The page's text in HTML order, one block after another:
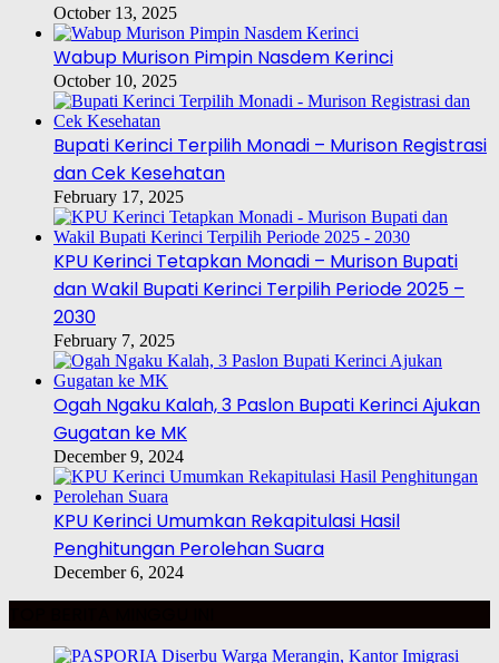
October 13, 2025
Wabup Murison Pimpin Nasdem Kerinci
October 10, 2025
Bupati Kerinci Terpilih Monadi – Murison Registrasi
dan Cek Kesehatan
February 17, 2025
KPU Kerinci Tetapkan Monadi – Murison Bupati
dan Wakil Bupati Kerinci Terpilih Periode 2025 –
2030
February 7, 2025
Ogah Ngaku Kalah, 3 Paslon Bupati Kerinci Ajukan
Gugatan ke MK
December 9, 2024
KPU Kerinci Umumkan Rekapitulasi Hasil
Penghitungan Perolehan Suara
December 6, 2024